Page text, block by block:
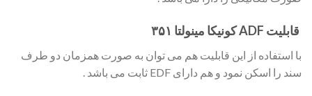
قابلیت ADF کونیکا مینولتا ۳۵۱
با استفاده از این قابلیت هم می توان به صورت همزمان دو طرف
سند را اسکن نمود و هم دارای EDF ثابت می باشد .